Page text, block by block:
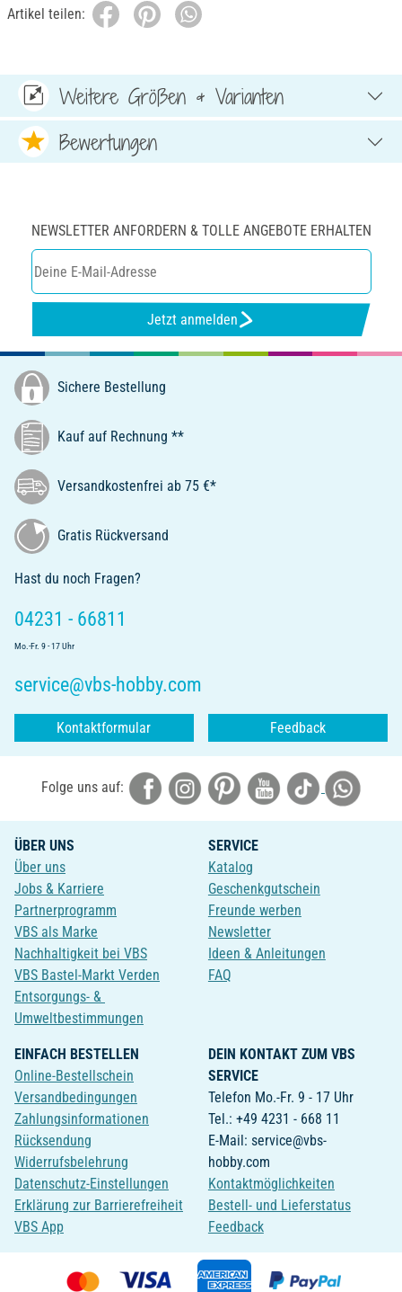
Artikel teilen:
Weitere Größen & Varianten
Bewertungen
NEWSLETTER ANFORDERN & TOLLE ANGEBOTE ERHALTEN
Jetzt anmelden
Sichere Bestellung
Kauf auf Rechnung **
Versandkostenfrei ab 75 €*
Gratis Rückversand
Hast du noch Fragen?
04231 - 66811
Mo.-Fr. 9 - 17 Uhr
service@vbs-hobby.com
Kontaktformular Feedback
Folge uns auf:
ÜBER UNS
Über uns
Jobs & Karriere
Partnerprogramm
VBS als Marke
Nachhaltigkeit bei VBS
VBS Bastel-Markt Verden
Entsorgungs- &
Umweltbestimmungen
SERVICE
Katalog
Geschenkgutschein
Freunde werben
Newsletter
Ideen & Anleitungen
FAQ
EINFACH BESTELLEN
Online-Bestellschein
Versandbedingungen
Zahlungsinformationen
Rücksendung
Widerrufsbelehrung
Datenschutz-Einstellungen
Erklärung zur Barrierefreiheit
VBS App
DEIN KONTAKT ZUM VBS
SERVICE
Telefon Mo.-Fr. 9 - 17 Uhr
Tel.: +49 4231 - 668 11
E-Mail: service@vbs-
hobby.com
Kontaktmöglichkeiten
Bestell- und Lieferstatus
Feedback